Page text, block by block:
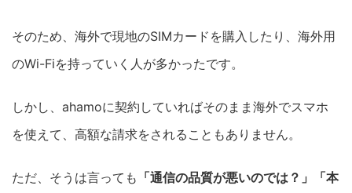
そのため、海外で現地のSIMカードを購入したり、海外用
のWi-Fiを持っていく人が多かったです。
しかし、ahamoに契約していればそのまま海外でスマホ
を使えて、高額な請求をされることもありません。
ただ、そうは言っても 「通信の品質が悪いのでは？」「本